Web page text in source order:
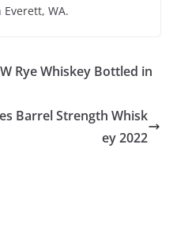
WA.
Rye Whiskey Bottled in
Barrel Strength Whisk
ey 2022